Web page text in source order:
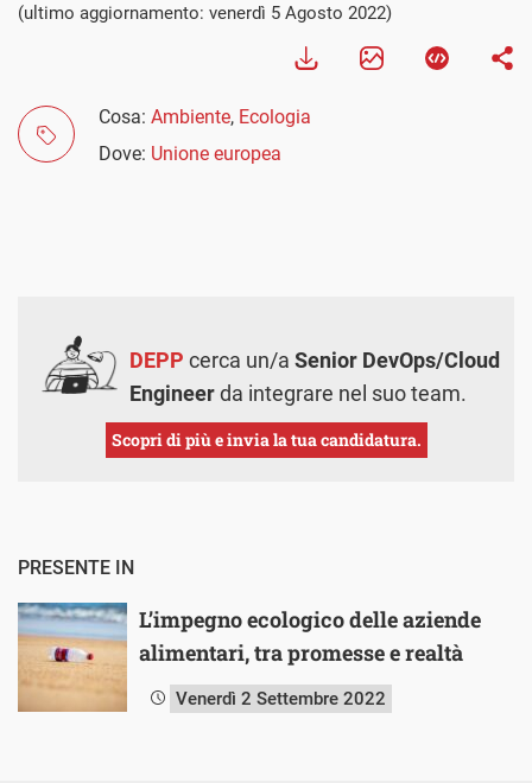
(ultimo aggiornamento: venerdì 5 Agosto 2022)
Cosa: Ambiente, Ecologia
Dove: Unione europea
DEPP cerca un/a Senior DevOps/Cloud
Engineerda integrare nel suo team.
Scopri di più e invia la tua candidatura.
PRESENTE IN
L’impegno ecologico delle aziende
alimentari, tra promesse e realtà
Venerdì 2 Settembre 2022